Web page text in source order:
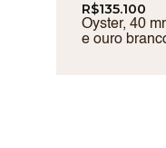
R$135.100
Oyster, 40
e ouro